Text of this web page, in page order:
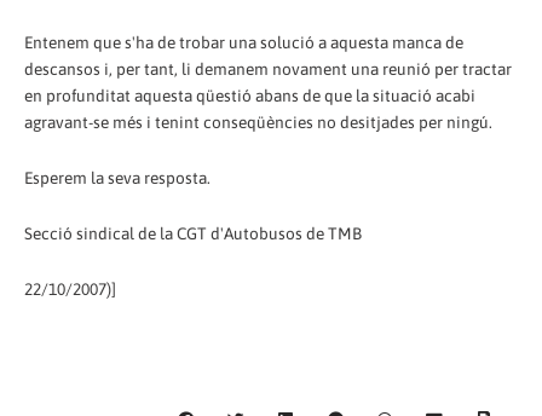
Entenem que s'ha de trobar una solució a aquesta manca de
descansos i, per tant, li demanem novament una reunió per tractar
en profunditat aquesta qüestió abans de que la situació acabi
agravant-se més i tenint conseqüències no desitjades per ningú.
Esperem la seva resposta.
Secció sindical de la CGT d'Autobusos de TMB
22/10/2007)]